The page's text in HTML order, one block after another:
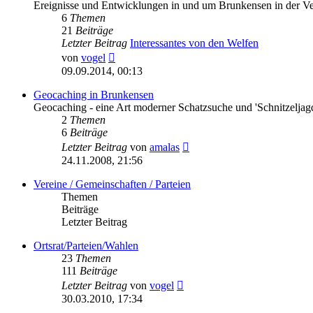
Ereignisse und Entwicklungen in und um Brunkensen in der
6 Themen
21 Beiträge
Letzter Beitrag Interessantes von den Welfen
von vogel
Beitrag
09.09.2014, 00:13
Geocaching in Brunkensen
Geocaching - eine Art moderner Schatzsuche und
2 Themen
6 Beiträge
Letzter Beitrag von amalas
24.11.2008, 21:56
Vereine / Gemeinschaften / Parteien
Themen
Beiträge
Letzter Beitrag
Ortsrat/Parteien/Wahlen
23 Themen
111 Beiträge
Letzter Beitrag von vogel
30.03.2010, 17:34